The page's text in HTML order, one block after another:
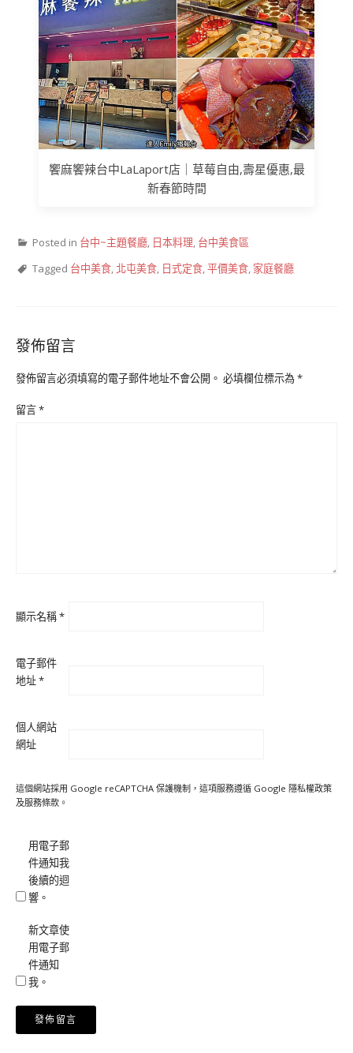
饗麻饗辣台中LaLaport店｜草莓自由,壽星優惠,最
新春節時間
Posted in 台中~主題餐廳, 日本料理, 台中美食區
Tagged 台中美食,北屯美食, 日式定食,平價美食, 家庭餐廳
發佈留言
發佈留言必須填寫的電子郵件地址不會公開。 必填欄位標示為*
留言*
顯示名稱*
電子郵件
地址*
個人網站
網址
這個網站採用 Google reCAPTCHA 保護機制，這項服務遵循 Google 隱私權政策
及服務條款 。
用電子郵
件通知我
後續的迴
響。
新文章使
用電子郵
件通知
我。